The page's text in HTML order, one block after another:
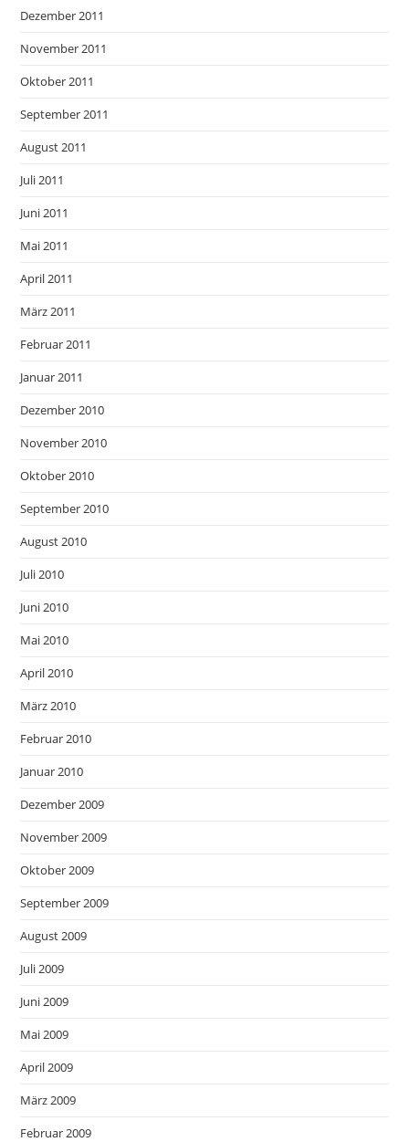
Dezember 2011
November 2011
Oktober 2011
September 2011
August 2011
Juli 2011
Juni 2011
Mai 2011
April 2011
März 2011
Februar 2011
Januar 2011
Dezember 2010
November 2010
Oktober 2010
September 2010
August 2010
Juli 2010
Juni 2010
Mai 2010
April 2010
März 2010
Februar 2010
Januar 2010
Dezember 2009
November 2009
Oktober 2009
September 2009
August 2009
Juli 2009
Juni 2009
Mai 2009
April 2009
März 2009
Februar 2009